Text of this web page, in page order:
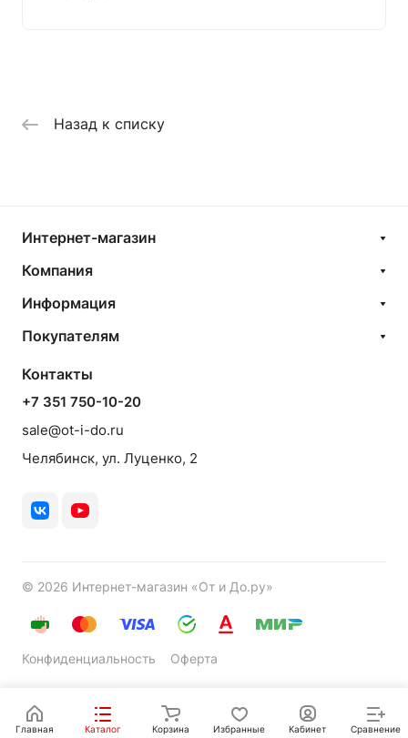
Назад к списку
Интернет-магазин
Компания
Информация
Покупателям
Контакты
+7 351 750-10-20
sale@ot-i-do.ru
Челябинск, ул. Луценко, 2
© 2026 Интернет-магазин «От и До.ру»
Конфиденциальность Оферта
Главная Каталог Корзина Избранные Кабинет Сравнение